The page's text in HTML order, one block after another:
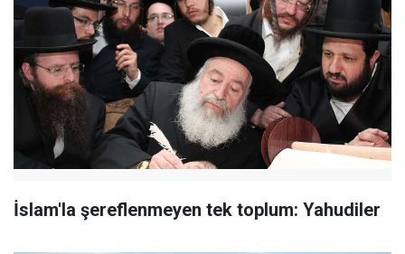
İslam'la şereflenmeyen tek toplum: Yahudiler